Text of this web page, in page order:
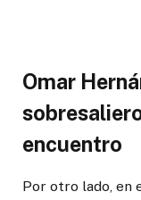
Omar
encuentro
Por otro lado, en